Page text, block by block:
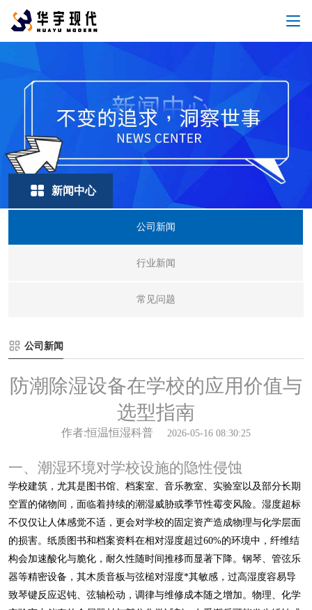
新闻中心
公司新闻
行业新闻
常见问题
公司新闻
防潮除湿设备在学校的应用价值与
选型指南
作者:恒温恒湿科普 2026-05-16 08:30:25
一、潮湿环境对学校设施的隐性侵蚀
学校建筑，尤其是图书馆、档案室、音乐教室、实验室以及部分长期
空置的储物间，面临着持续的潮湿威胁或季节性霉变风险。湿度超标
不仅仅让人体感觉不适，更会对学校的固定资产造成物理与化学层面
的损害。纸质图书和档案资料在相对湿度超过60%的环境中，纤维结
构会加速酸化与脆化，耐久性随时间推移而显著下降。钢琴、管弦乐
器等精密设备，其木质音板与弦槌对湿度*其敏感，过高湿度容易导
致琴键反应迟钝、弦轴松动，调律与维修成本随之增加。物理、化学